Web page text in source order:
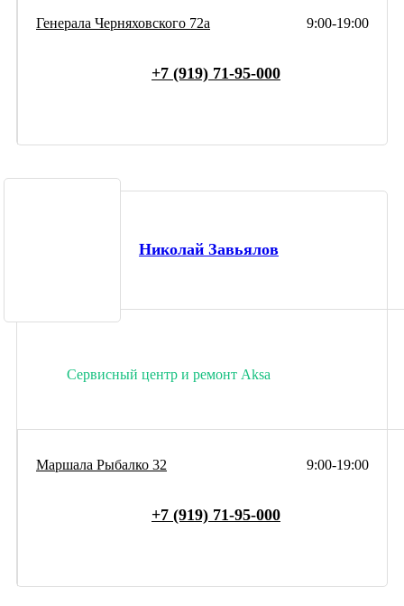
9:00-19:00
Генерала Черняховского 72а
+7 (919) 71-95-000
Николай Завьялов
Сервисный центр и ремонт Aksa
9:00-19:00
Маршала Рыбалко 32
+7 (919) 71-95-000